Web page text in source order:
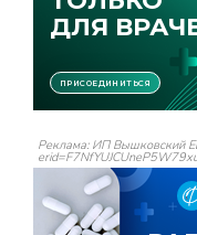
Реклама: ИП Вышковский